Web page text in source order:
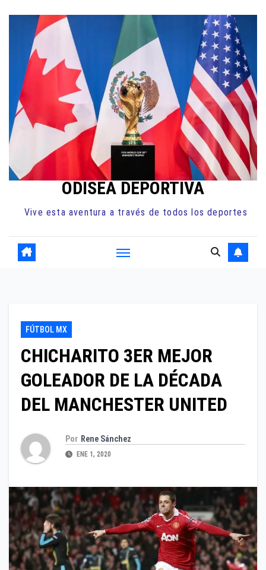
contenido
ODISEA DEPORTIVA
Vive esta aventura a través de todos los deportes
FÚTBOL MX
CHICHARITO 3ER MEJOR
GOLEADOR DE LA DÉCADA
DEL MANCHESTER UNITED
Por Rene Sánchez
ENE 1, 2020